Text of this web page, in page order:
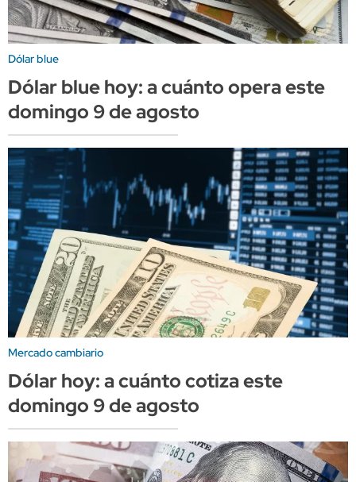
Dólar blue
Dólar blue hoy: a cuánto opera este
domingo 9 de agosto
Mercado cambiario
Dólar hoy: a cuánto cotiza este
domingo 9 de agosto